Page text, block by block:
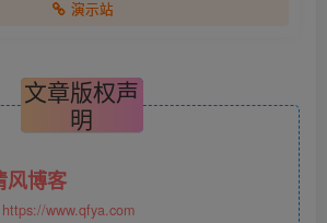
演示站
文章版权声
明
风博客
https://www.qfya.com